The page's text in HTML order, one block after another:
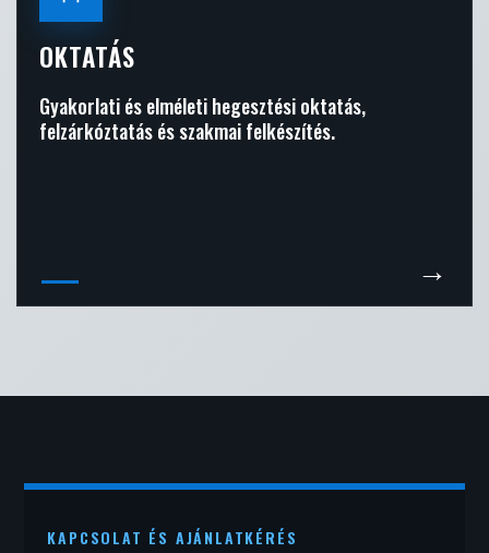
OKTATÁS
Gyakorlati és elméleti hegesztési oktatás,
felzárkóztatás és szakmai felkészítés.
→
KAPCSOLAT ÉS AJÁNLATKÉRÉS